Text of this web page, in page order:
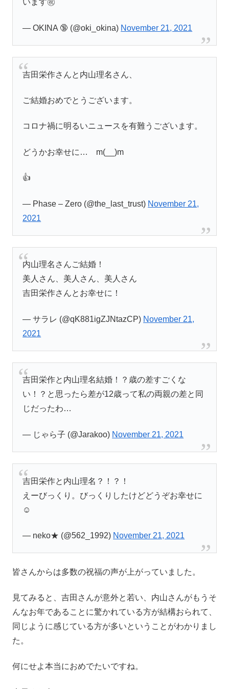
います㊗️
— OKINA 🔞 (@oki_okina) November 21, 2021
吉田栄作さんと内山理名さん、
ご結婚おめでとうございます。
コロナ禍に明るいニュースを有難うございます。
どうかお幸せに… m(__)m
👍
— Phase – Zero (@the_last_trust) November 21,
2021
内山理名さんご結婚！
美人さん、美人さん、美人さん
吉田栄作さんとお幸せに！
— サラレ (@qK881igZJNtazCP) November 21,
2021
吉田栄作と内山理名結婚！？歳の差すごくな
い！？と思ったら差が12歳って私の両親の差と同
じだったわ…
— じゃら子 (@Jarakoo) November 21, 2021
吉田栄作と内山理名？！？！
えーびっくり。びっくりしたけどどうぞお幸せに
☺
— neko★ (@562_1992) November 21, 2021
皆さんからは多数の祝福の声が上がっていました。
見てみると、吉田さんが意外と若い、内山さんがもうそ
んなお年であることに驚かれている方が結構おられて、
同じように感じている方が多いということがわかりまし
た。
何にせよ本当におめでたいですね。